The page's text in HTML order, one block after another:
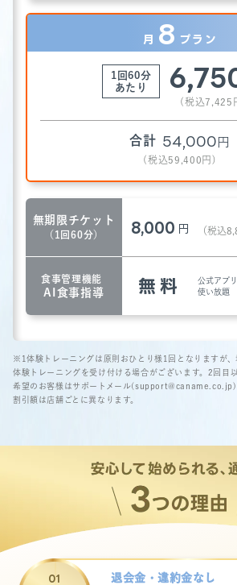
月 8 プラン
1回60分
あたり
(税込7,425
合計 54,000 円
(税込59,400 円)
無期限チケット
（1回60分） 8,000 円 （税込
食事管理機能
AI食事指導 無料
公式アプ
使い放題
※1体験トレーニングは原則おひとり様1回となりますが
体験トレーニングを受け付ける場合がございます。2回目
希望のお客様はサポートメール(support@caname.co.jp)
割引額は店舗ごとに異なります。
退会金・違約金なし